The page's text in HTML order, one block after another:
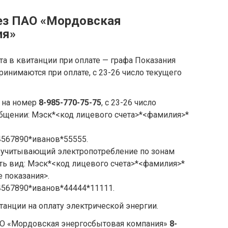
ПАО «Мордовская
в квитанции при оплате — графа Показания
при оплате, с 23-26 число текущего
номер 8-985-770-75-75, с 23-26 число
Мэск*<код лицевого счета>*<фамилия>*
учитывающий электропотребление по зонам
вид: Мэск*<код лицевого счета>*<фамилия>*
на оплату электрической энергии.
«Мордовская энергосбытовая компания» 8-